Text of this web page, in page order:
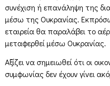
συνέχιση ή επανάληψη της
μέσω της Ουκρανίας.
εταιρεία θα παραλάβει το
μεταφερθεί μέσω Ουκρανίας.
Αξίζει να σημειωθεί ότι οι
συμφωνίας δεν έχουν γίνει